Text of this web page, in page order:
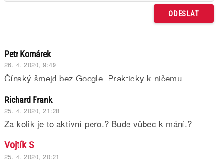
Petr Komárek
26. 4. 2020, 9:49
Čínský šmejd bez Google. Prakticky k ničemu.
Richard Frank
25. 4. 2020, 21:28
Za kolik je to aktivní pero.? Bude vůbec k mání.?
Vojtík S
25. 4. 2020, 20:21